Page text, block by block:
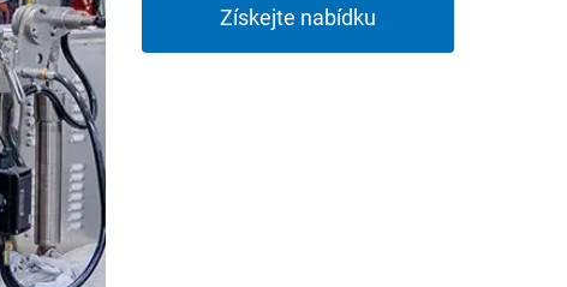
Získejte nabídku